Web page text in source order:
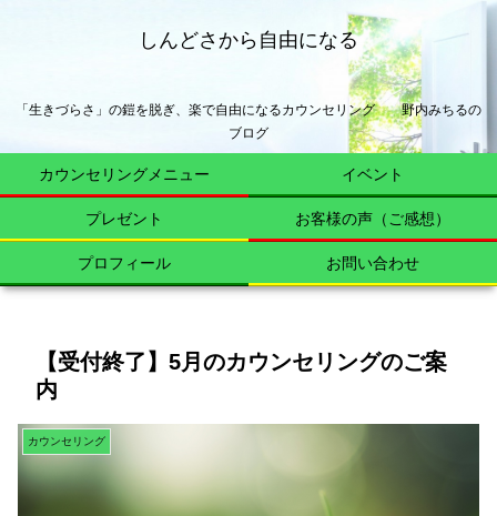
しんどさから自由になる
「生きづらさ」の鎧を脱ぎ、楽で自由になるカウンセリング 野内みちるの
ブログ
カウンセリングメニュー イベント
プレゼント お客様の声（ご感想）
プロフィール お問い合わせ
【受付終了】5月のカウンセリングのご案
内
カウンセリング